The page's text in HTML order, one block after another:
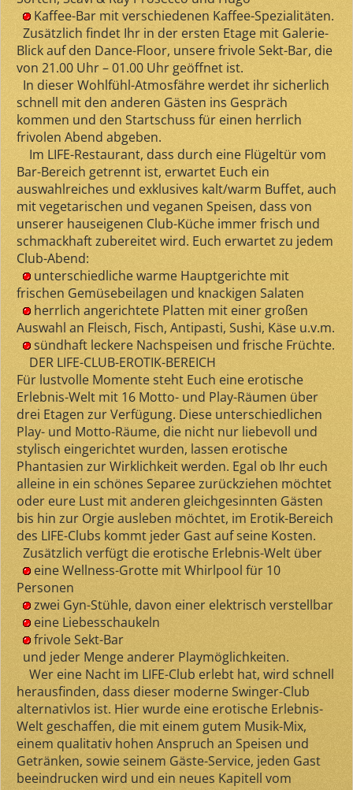
Kaffee-Bar mit verschiedenen Kaffee-Spezialitäten.
Zusätzlich findet Ihr in der ersten Etage mit Galerie-
Blick auf den Dance-Floor, unsere frivole Sekt-Bar, die
von 21.00 Uhr – 01.00 Uhr geöffnet ist.
In dieser Wohlfühl-Atmosfähre werdet ihr sicherlich
schnell mit den anderen Gästen ins Gespräch
kommen und den Startschuss für einen herrlich
frivolen Abend abgeben.
Im LIFE-Restaurant, dass durch eine Flügeltür vom
Bar-Bereich getrennt ist, erwartet Euch ein
auswahlreiches und exklusives kalt/warm Buffet, auch
mit vegetarischen und veganen Speisen, dass von
unserer hauseigenen Club-Küche immer frisch und
schmackhaft zubereitet wird. Euch erwartet zu jedem
Club-Abend:
unterschiedliche warme Hauptgerichte mit
frischen Gemüsebeilagen und knackigen Salaten
herrlich angerichtete Platten mit einer großen
Auswahl an Fleisch, Fisch, Antipasti, Sushi, Käse u.v.m.
sündhaft leckere Nachspeisen und frische Früchte.
DER LIFE-CLUB-EROTIK-BEREICH
Für lustvolle Momente steht Euch eine erotische
Erlebnis-Welt mit 16 Motto- und Play-Räumen über
drei Etagen zur Verfügung. Diese unterschiedlichen
Play- und Motto-Räume, die nicht nur liebevoll und
stylisch eingerichtet wurden, lassen erotische
Phantasien zur Wirklichkeit werden. Egal ob Ihr euch
alleine in ein schönes Separee zurückziehen möchtet
oder eure Lust mit anderen gleichgesinnten Gästen
bis hin zur Orgie ausleben möchtet, im Erotik-Bereich
des LIFE-Clubs kommt jeder Gast auf seine Kosten.
Zusätzlich verfügt die erotische Erlebnis-Welt über
eine Wellness-Grotte mit Whirlpool für 10
Personen
zwei Gyn-Stühle, davon einer elektrisch verstellbar
eine Liebesschaukeln
frivole Sekt-Bar
und jeder Menge anderer Playmöglichkeiten.
Wer eine Nacht im LIFE-Club erlebt hat, wird schnell
herausfinden, dass dieser moderne Swinger-Club
alternativlos ist. Hier wurde eine erotische Erlebnis-
Welt geschaffen, die mit einem gutem Musik-Mix,
einem qualitativ hohen Anspruch an Speisen und
Getränken, sowie seinem Gäste-Service, jeden Gast
beeindrucken wird und ein neues Kapitell vom